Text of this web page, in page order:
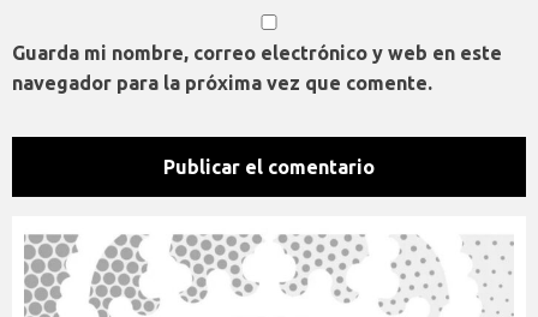
Guarda mi nombre, correo electrónico y web en este
navegador para la próxima vez que comente.